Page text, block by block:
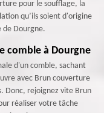
pour le soufflage, la
qu’ils soient d'origine
de Dourgne.
comble à Dourgne
d'un comble, sachant
avec Brun couverture
Donc, rejoignez vite Brun
réaliser votre tâche